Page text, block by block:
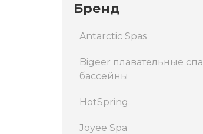
Бренд
Antarctic Spas
Bigeer плавательные спа
бассейны
HotSpring
Joyee Spa